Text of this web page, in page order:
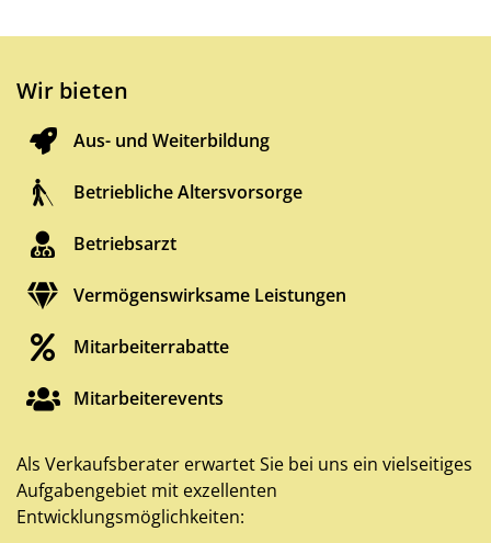
Wir bieten
Aus- und Weiterbildung
Betriebliche Altersvorsorge
Betriebsarzt
Vermögenswirksame Leistungen
Mitarbeiterrabatte
Mitarbeiterevents
Als Verkaufsberater erwartet Sie bei uns ein vielseitiges
Aufgabengebiet mit exzellenten
Entwicklungsmöglichkeiten: